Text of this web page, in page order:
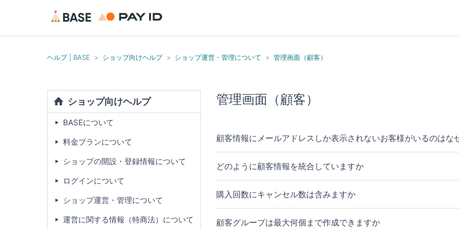
ヘルプ | BASE ショップ向けヘルプ ショップ運営・管理について 管理画面（顧客）
管理画面（顧客）
顧客情報にメールアドレスしか表示されないお客様がいるのはな
どのように顧客情報を統合していますか
購入回数にキャンセル数は含みますか
顧客グループは最大何個まで作成できますか
ショップ向けヘルプ
BASEについて
料金プランについて
ショップの開設・登録情報について
ログインについて
ショップ運営・管理について
運営に関する情報（特商法）について